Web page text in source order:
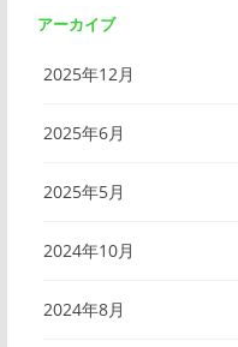
アーカイブ
2025年12月
2025年6月
2025年5月
2024年10月
2024年8月